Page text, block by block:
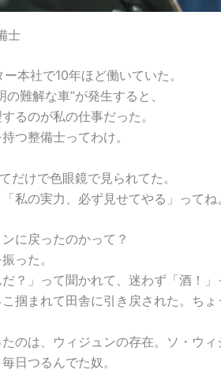
士
本社で10年ほど働いていた。
難解な車”が発生すると、
るのが私の仕事だった。
つ整備士ってわけ。
だけで色眼鏡で見られてた。
私の実力、必ず見せてやる」ってね。
に戻ったのかって？
った。
？」って聞かれて、迷わず「酒！」
掴まれて田舎に引き戻された。ちょ
のは、ウィジュンの存在。ソ・ウィ
日つるんでた奴。